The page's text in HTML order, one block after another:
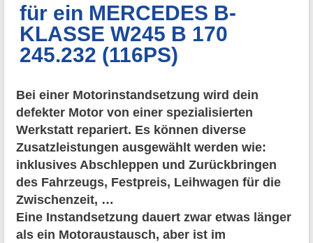
für ein MERCEDES B-
KLASSE W245 B 170
245.232 (116PS)
Bei einer Motorinstandsetzung wird dein
defekter Motor von einer spezialisierten
Werkstatt repariert. Es können diverse
Zusatzleistungen ausgewählt werden wie:
inklusives Abschleppen und Zurückbringen
des Fahrzeugs, Festpreis, Leihwagen für die
Zwischenzeit, …
Eine Instandsetzung dauert zwar etwas länger
als ein Motoraustausch, aber ist im